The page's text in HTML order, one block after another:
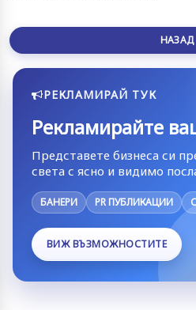
НАЗАД
РЕКЛАМИРАЙ ТУК
Рекламирайте
Представете бизнеса си
света с ясно и видимо
БАНЕРИ PR ПУБЛИКАЦИИ
ВИЖ ВЪЗМОЖНОСТИТЕ